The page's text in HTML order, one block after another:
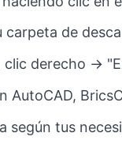
carpeta de
derecho →
AutoCAD,
según tus